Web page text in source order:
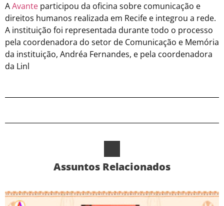
AAvante participou da oficina sobre comunicação e
direitos humanos realizada em Recife e integrou a rede.
A instituição foi representada durante todo o processo
pela coordenadora do setor de Comunicação e Memória
da instituição, Andréa Fernandes, e pela coordenadora
da Linl
Assuntos Relacionados